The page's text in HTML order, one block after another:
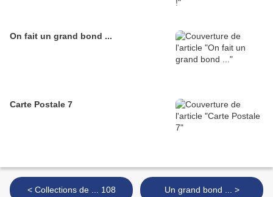
On fait un grand bond ...
Carte Postale 7
< Collections de ... 108 Un grand bond ... >